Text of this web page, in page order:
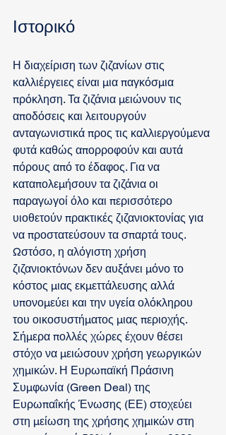
Ιστορικό
Η διαχείριση των ζιζανίων στις
καλλιέργειες είναι μια παγκόσμια
πρόκληση. Τα ζιζάνια μειώνουν τις
αποδόσεις και λειτουργούν
ανταγωνιστικά προς τις καλλιεργούμενα
φυτά καθώς απορροφούν και αυτά
πόρους από το έδαφος. Για να
καταπολεμήσουν τα ζιζάνια οι
παραγωγοί όλο και περισσότερο
υιοθετούν πρακτικές ζιζανιοκτονίας για
να προστατεύσουν τα σπαρτά τους.
Ωστόσο, η αλόγιστη χρήση
ζιζανιοκτόνων δεν αυξάνει μόνο το
κόστος μιας εκμεττάλευσης αλλά
υπονομεύει και την υγεία ολόκληρου
του οικοσυστήματος μιας περιοχής.
Σήμερα πολλές χώρες έχουν θέσει
στόχο να μειώσουν χρήση γεωργικών
χημικών. Η Ευρωπαϊκή Πράσινη
Συμφωνία (Green Deal) της
Ευρωπαΐκής Ένωσης (ΕΕ) στοχεύει
στη μείωση της χρήσης χημικών στη